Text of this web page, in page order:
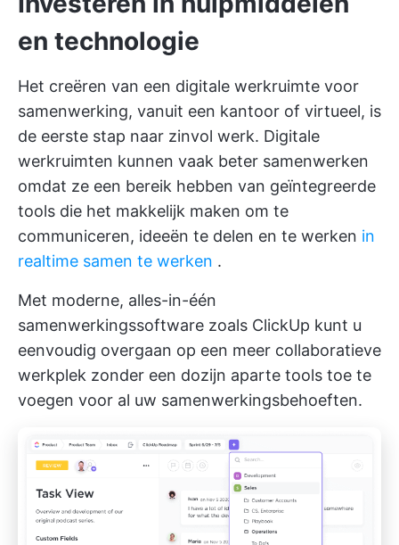
en technologie
Het creëren van een digitale werkruimte voor
samenwerking, vanuit een kantoor of virtueel, is
de eerste stap naar zinvol werk. Digitale
werkruimten kunnen vaak beter samenwerken
omdat ze een bereik hebben van geïntegreerde
tools die het makkelijk maken om te
communiceren, ideeën te delen en te werken in
realtime samen te werken .
Met moderne, alles-in-één
samenwerkingssoftware zoals ClickUp kunt u
eenvoudig overgaan op een meer collaboratieve
werkplek zonder een dozijn aparte tools toe te
voegen voor al uw samenwerkingsbehoeften.